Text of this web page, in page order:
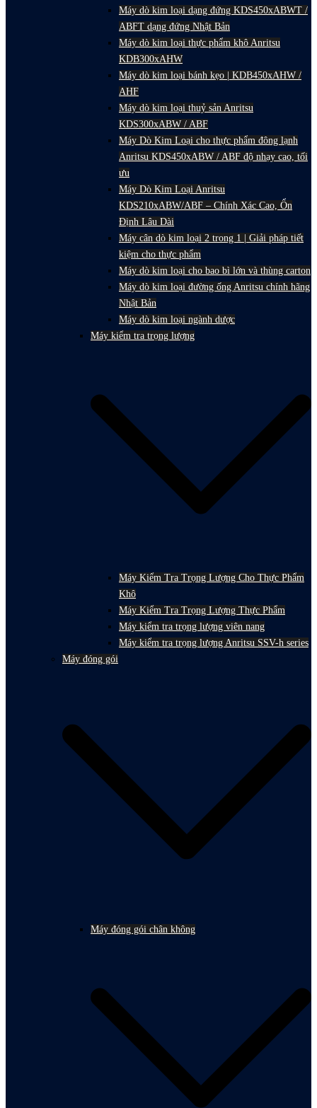
Máy dò kim loại dạng đứng KDS450xABWT /
ABFT dạng đứng Nhật Bản
Máy dò kim loại thực phẩm khô Anritsu
KDB300xAHW
Máy dò kim loại bánh kẹo | KDB450xAHW /
AHF
Máy dò kim loại thuỷ sản Anritsu
KDS300xABW / ABF
Máy Dò Kim Loại cho thực phẩm đông lạnh
Anritsu KDS450xABW / ABF độ nhạy cao, tối
ưu
Máy Dò Kim Loại Anritsu
KDS210xABW/ABF – Chính Xác Cao, Ổn
Định Lâu Dài
Máy cân dò kim loại 2 trong 1 | Giải pháp tiết
kiệm cho thực phẩm
Máy dò kim loại cho bao bì lớn và thùng carton
Máy dò kim loại đường ống Anritsu chính hãng
Nhật Bản
Máy dò kim loại ngành dược
Máy kiểm tra trọng lượng
Máy Kiểm Tra Trọng Lượng Cho Thực Phẩm
Khô
Máy Kiểm Tra Trọng Lượng Thực Phẩm
Máy kiểm tra trọng lượng viên nang
Máy kiểm tra trọng lượng Anritsu SSV-h series
Máy đóng gói
Máy đóng gói chân không